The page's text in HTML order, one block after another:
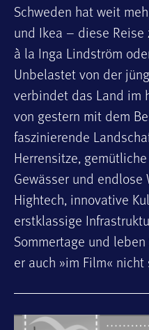
Schweden hat weit
und Ikea – diese
à la Inga Lindström
Unbelastet von der
verbindet das Land im
von gestern mit dem
faszinierende
Herrensitze,
Gewässer und
Hightech, innovative
erstklassige
Sommertage und
er auch »im Film«